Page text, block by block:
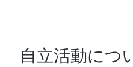
自立活動につ